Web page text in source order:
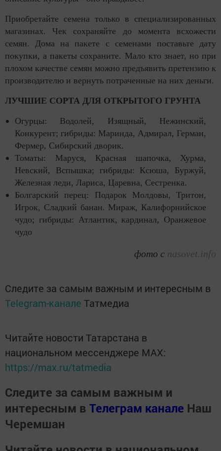
Приобретайте семена только в специализированных
магазинах. Чек сохраняйте до момента всхожести
семян. Дома на пакете с семенами поставьте дату
покупки, а пакеты сохраните. Мало кто знает, но при
плохом качестве семян можно предъявить претензию к
производителю и вернуть потраченные на них деньги.
ЛУЧШИЕ СОРТА ДЛЯ ОТКРЫТОГО ГРУНТА
Огурцы: Водолей, Изящный, Нежинский,
Конкурент; гибриды: Маринда, Адмирал, Герман,
Фермер, Сибирский дворик.
Томаты: Маруся, Красная шапочка, Хурма,
Невский, Вспышка; гибриды: Ксюша, Буржуй,
Железная леди, Лариса, Царевна, Сестренка.
Болгарский перец: Подарок Молдовы, Тритон,
Игрок, Сладкий банан. Мираж, Калифорнийское
чудо; гибриды: Атлантик, кардинал, Оранжевое
чудо
фото с nasovet.info
Следите за самым важным и интересным в
Telegram-канале Татмедиа
Читайте новости Татарстана в
национальном мессенджере MАХ:
https://max.ru/tatmedia
Следите за самым важным и
интересным в Телеграм канале Наш
Черемшан